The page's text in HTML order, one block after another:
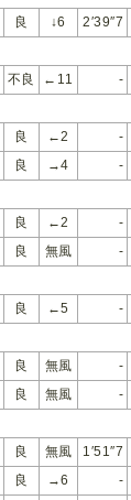
良 ↓6 2′39″7
不良 ←11 -
良 ←2 -
良 →4 -
良 ←2 -
良 無風 -
良 ←5 -
良 無風 -
良 無風 -
良 無風 1′51″7
良 →6 -